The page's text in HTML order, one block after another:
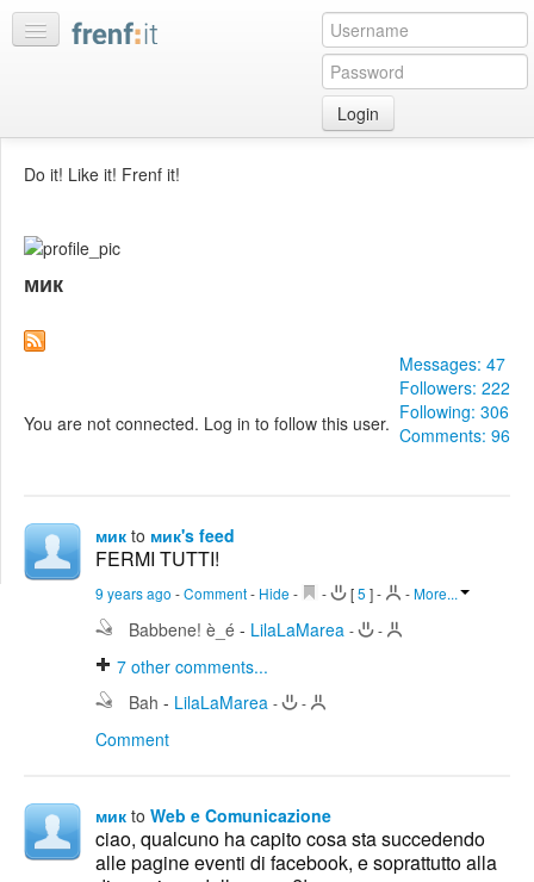
Login
My
discussions
Best
Edit
Search
Do it! Like it! Frenf it!
мик
Messages: 47
Followers: 222
Following: 306
Comments: 96
You are not connected. Log in to follow this user.
мик to мик's feed
FERMI TUTTI!
9 years ago -Comment- Hide - - [5 ]- -More...
Babbene! è_é - LilaLaMarea - -
7 other comments...
Bah - LilaLaMarea - -
Comment
мик to Web e Comunicazione
ciao, qualcuno ha capito cosa sta succedendo
alle pagine eventi di facebook, e soprattutto alla